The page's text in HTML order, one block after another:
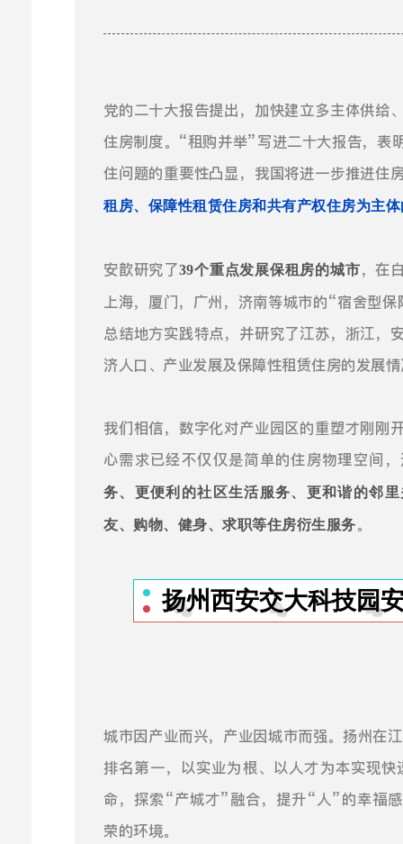
党的二十大报告提出， 加快建立多主体供给
住房制度。 “租购并举”写进二十大报告，表
住问题的重要性凸显，我国将进一步推进住
租房、保障性租赁住房和共有产权住房为主
安歆研究了39个重点发展保租房的城市，在
上海，厦门，广州，济南等城市的“宿舍型
总结地方实践特点，并研究了江苏，浙江，
济人口、产业发展及保障性租赁住房的发展
我们相信，数字化对产业园区的重塑才刚刚
心需求已经不仅仅是简单的住房物理空间
务、更便利的社区生活服务、更和谐的邻
友、购物、健身、求职等住房衍生服务。
扬州西安交大科技园
城市因产业而兴，产业因城市而强。扬州在
排名第一，以实业为根、以人才为本实现
命，探索“产城才”融合，提升“人”的幸福
荣的环境。